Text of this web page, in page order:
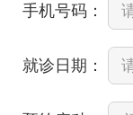
手机号码：
就诊日期：